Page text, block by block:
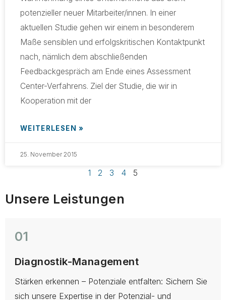
potenzieller neuer Mitarbeiter/innen. In einer
aktuellen Studie gehen wir einem in besonderem
Maße sensiblen und erfolgskritischen Kontaktpunkt
nach, nämlich dem abschließenden
Feedbackgespräch am Ende eines Assessment
Center-Verfahrens. Ziel der Studie, die wir in
Kooperation mit der
WEITERLESEN »
25. November 2015
1 2 3 4 5
Unsere Leistungen
01
Diagnostik-Management
Stärken erkennen – Potenziale entfalten: Sichern Sie
sich unsere Expertise in der Potenzial- und